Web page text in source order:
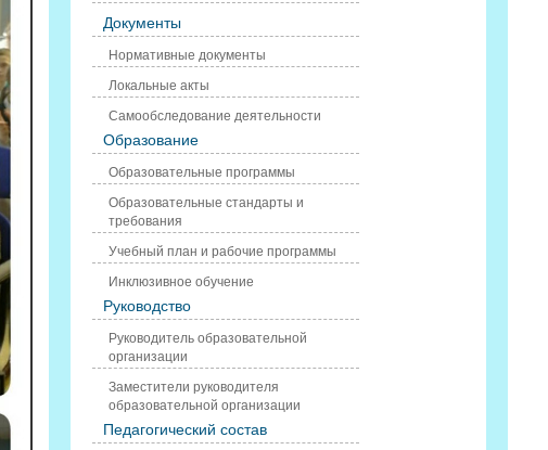
Документы
Нормативные документы
Локальные акты
Самообследование деятельности
Образование
Образовательные программы
Образовательные стандарты и
требования
Учебный план и рабочие программы
Инклюзивное обучение
Руководство
Руководитель образовательной
организации
Заместители руководителя
образовательной организации
Педагогический состав